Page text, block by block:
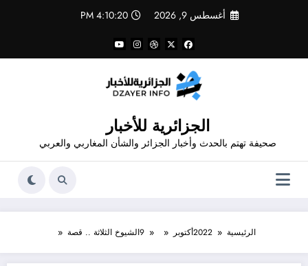
أغسطس 9, 2026 4:10:20 PM
الجزائرية للأخبار
صحيفة تهتم بالحدث وأخبار الجزائر والشأن المغاربي والعربي
الرئيسية 2022أكتوبر 9الشيوخ الثلاثة .. قصة